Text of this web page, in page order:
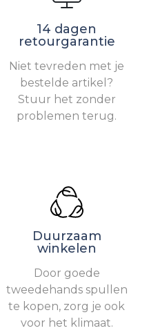
14 dagen
retourgarantie
Niet tevreden met je
bestelde artikel?
Stuur het zonder
problemen terug.
Duurzaam
winkelen
Door goede
tweedehands spullen
te kopen, zorg je ook
voor het klimaat.